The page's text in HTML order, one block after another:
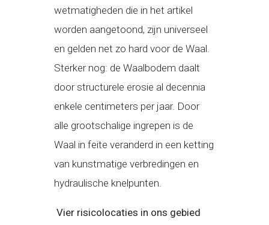
wetmatigheden die in het artikel
worden aangetoond, zijn universeel
en gelden net zo hard voor de Waal.
Sterker nog: de Waalbodem daalt
door structurele erosie al decennia
enkele centimeters per jaar. Door
alle grootschalige ingrepen is de
Waal in feite veranderd in een ketting
van kunstmatige verbredingen en
hydraulische knelpunten.
Vier risicolocaties in ons gebied